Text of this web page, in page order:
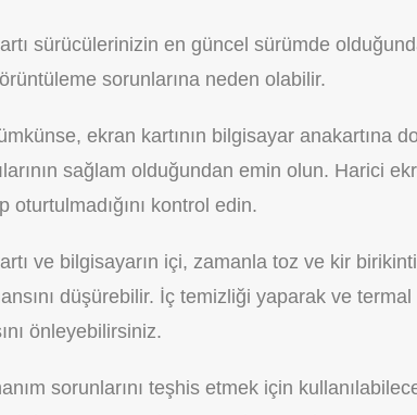
sürücülerinizin en güncel sürümde
sorunlarına neden olabilir.
ekran kartının bilgisayar anakartına
sağlam olduğundan emin olun. Harici
oturtulmadığını kontrol edin.
ve bilgisayarın içi, zamanla toz ve kir
düşürebilir. İç temizliği yaparak ve termal
önleyebilirsiniz.
sorunlarını teşhis etmek için